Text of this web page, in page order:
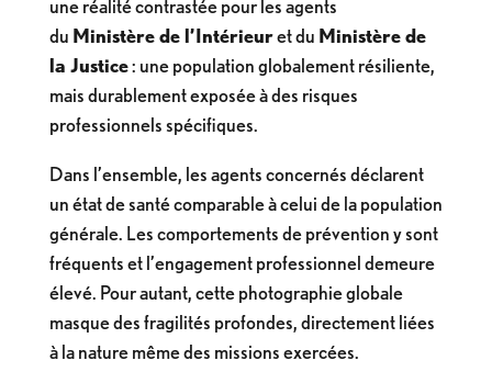
une réalité contrastée pour les agents
du Ministère de l’Intérieuret du Ministère de
la Justice: une population globalement résiliente,
mais durablement exposée à des risques
professionnels spécifiques.
Dans l’ensemble, les agents concernés déclarent
un état de santé comparable à celui de la population
générale. Les comportements de prévention y sont
fréquents et l’engagement professionnel demeure
élevé. Pour autant, cette photographie globale
masque des fragilités profondes, directement liées
à la nature même des missions exercées.